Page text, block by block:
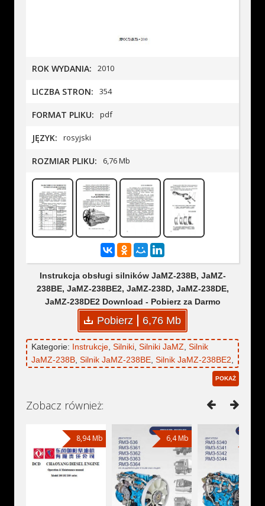
ROK WYDANIA: 2010
LICZBA STRON: 354
FORMAT PLIKU: pdf
JĘZYK: rosyjski
ROZMIAR PLIKU: 6,76 Mb
Instrukcja obsługi silników JaMZ-238B, JaMZ-
238BE, JaMZ-238BE2, JaMZ-238D, JaMZ-238DE,
JaMZ-238DE2 Download - Pobierz za Darmo
Pobierz 6,76 Mb
Kategorie: Instrukcje, Silniki, Silniki JaMZ, Silnik
JaMZ-238B, Silnik JaMZ-238BE, Silnik JaMZ-238BE2,
Silnik JaMZ-
Pompa
wtryskowa 806.1111005-50
807.1111005, Pompa wtryskowa 807.1111005-50
Pompa wtryskowa 173.1111006,Pompa wtryskowa
173.1111006-20,Pompa wtryskowa 173.1111005,
Pompa wtryskowa 173.1111005-30
POKAŻ
Zobacz również:
8,94 Mb 6,4 Mb